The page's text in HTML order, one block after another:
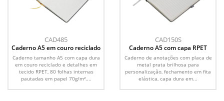
CAD485
Caderno A5 em couro reciclado
Caderno tamanho A5 com capa dura
em couro reciclado e detalhes em
tecido RPET, 80 folhas internas
pautadas em papel 70g/m²....
CAD150S
Caderno A5 com capa RPET
Caderno de anotações com placa de
metal prata brilhosa para
personalização, fechamento em fita
elástica, capa dura em...